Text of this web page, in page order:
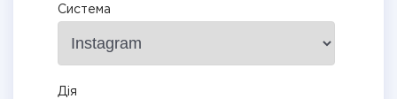
Система
Дія